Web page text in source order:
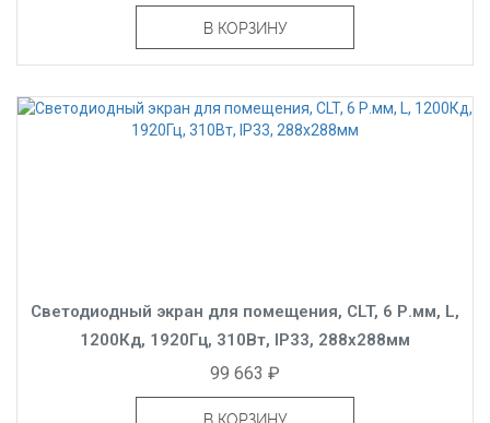
В КОРЗИНУ
Светодиодный экран для помещения, CLT, 6 Р.мм, L,
1200Кд, 1920Гц, 310Вт, IP33, 288x288мм
99 663 ₽
В КОРЗИНУ